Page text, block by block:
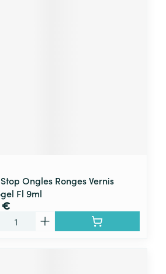
Ongles Ronges Vernis
Fl 9ml
€